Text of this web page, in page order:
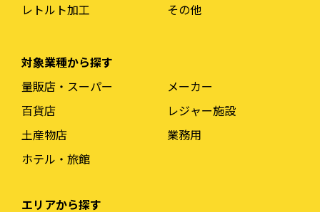
レトルト加工
その他
対象業種から探す
量販店・スーパー
百貨店
土産物店
ホテル・旅館
メーカー
レジャー施設
業務用
エリアから探す